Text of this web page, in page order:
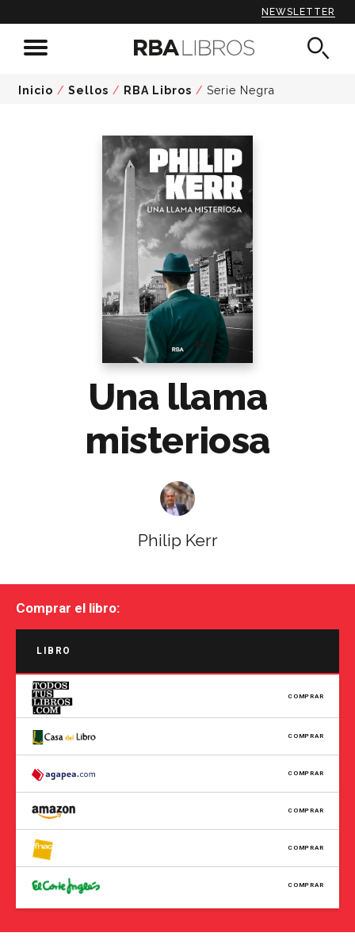
NEWSLETTER
Inicio / Sellos / RBA Libros / Serie Negra
Una llama
misteriosa
Philip Kerr
Comprar el libro:
LIBRO
COMPRAR
COMPRAR
COMPRAR
COMPRAR
COMPRAR
COMPRAR